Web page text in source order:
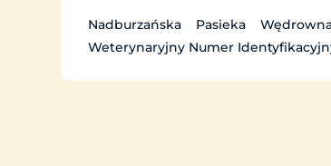
Nadburzańska Pasieka
Weterynaryjny Numer